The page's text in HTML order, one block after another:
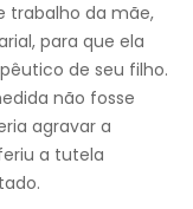
trabalho da mãe,
para que ela
de seu filho.
não fosse
agravar a
a tutela